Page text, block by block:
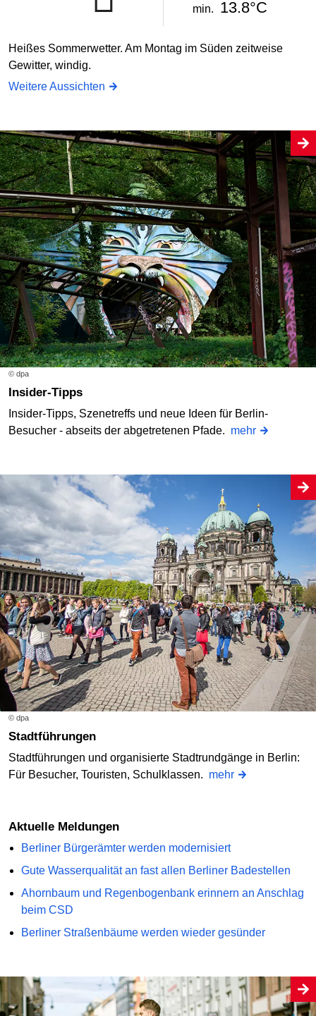
min. 13.8°C
Heißes Sommerwetter. Am Montag im Süden zeitweise
Gewitter, windig.
Weitere Aussichten
© dpa
Insider-Tipps
Insider-Tipps, Szenetreffs und neue Ideen für Berlin-
Besucher - abseits der abgetretenen Pfade. mehr
© dpa
Stadtführungen
Stadtführungen und organisierte Stadtrundgänge in Berlin:
Für Besucher, Touristen, Schulklassen. mehr
Aktuelle Meldungen
Berliner Bürgerämter werden modernisiert
Gute Wasserqualität an fast allen Berliner Badestellen
Ahornbaum und Regenbogenbank erinnern an Anschlag
beim CSD
Berliner Straßenbäume werden wieder gesünder